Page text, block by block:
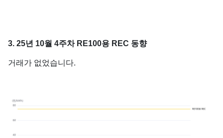
3. 25년 10월 4주차 RE100용 REC 동향
거래가 없었습니다.